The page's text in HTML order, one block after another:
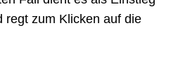
regt zum Klicken auf die